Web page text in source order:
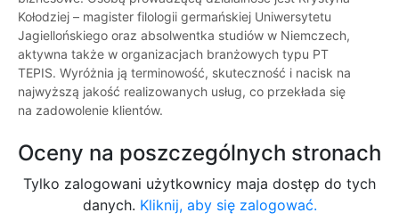
Kołodziej – magister filologii germańskiej Uniwersytetu
Jagiellońskiego oraz absolwentka studiów w Niemczech,
aktywna także w organizacjach branżowych typu PT
TEPIS. Wyróżnia ją terminowość, skuteczność i nacisk na
najwyższą jakość realizowanych usług, co przekłada się
na zadowolenie klientów.
Oceny na poszczególnych stronach
Tylko zalogowani użytkownicy maja dostęp do tych
danych. Kliknij, aby się zalogować.